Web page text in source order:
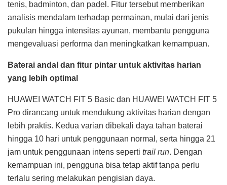
tenis, badminton, dan padel. Fitur tersebut memberikan
analisis mendalam terhadap permainan, mulai dari jenis
pukulan hingga intensitas ayunan, membantu pengguna
mengevaluasi performa dan meningkatkan kemampuan.
Baterai andal dan fitur pintar untuk aktivitas harian
yang lebih optimal
HUAWEI WATCH FIT 5 Basic dan HUAWEI WATCH FIT 5
Pro dirancang untuk mendukung aktivitas harian dengan
lebih praktis. Kedua varian dibekali daya tahan baterai
hingga 10 hari untuk penggunaan normal, serta hingga 21
jam untuk penggunaan intens seperti trail run. Dengan
kemampuan ini, pengguna bisa tetap aktif tanpa perlu
terlalu sering melakukan pengisian daya.